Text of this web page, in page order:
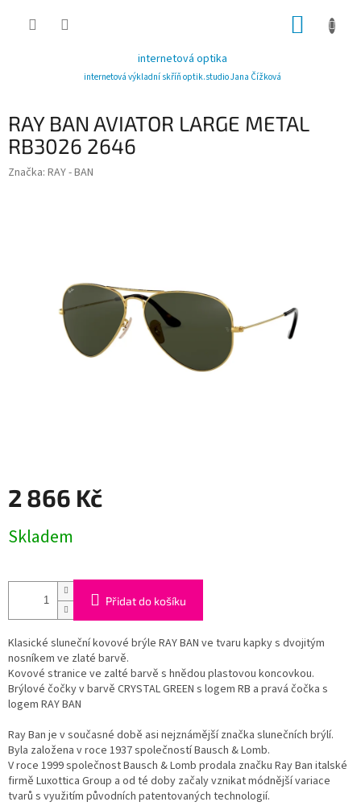
internetová optika
internetová výkladní skříň optik.studio Jana Čížková
RAY BAN AVIATOR LARGE METAL
RB3026 2646
Značka: RAY - BAN
2 866 Kč
cena:
Skladem
Přidat do košíku
Klasické sluneční kovové brýle RAY BAN ve tvaru kapky s dvojitým
nosníkem ve zlaté barvě.
Kovové stranice ve zalté barvě s hnědou plastovou koncovkou.
Brýlové čočky v barvě CRYSTAL GREEN s logem RB a pravá čočka s
logem RAY BAN
Ray Ban je v současné době asi nejznámější značka slunečních brýlí.
Byla založena v roce 1937 společností Bausch & Lomb.
V roce 1999 společnost Bausch & Lomb prodala značku Ray Ban italské
firmě Luxottica Group a od té doby začaly vznikat módnější variace
tvarů s využitím původních patentovaných technologií.